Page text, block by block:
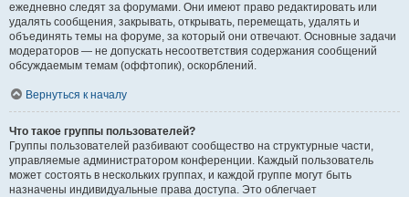
ежедневно следят за форумами. Они имеют право редактировать или
удалять сообщения, закрывать, открывать, перемещать, удалять и
объединять темы на форуме, за который они отвечают. Основные задачи
модераторов — не допускать несоответствия содержания сообщений
обсуждаемым темам (оффтопик), оскорблений.
Вернуться к началу
Что такое группы пользователей?
Группы пользователей разбивают сообщество на структурные части,
управляемые администратором конференции. Каждый пользователь
может состоять в нескольких группах, и каждой группе могут быть
назначены индивидуальные права доступа. Это облегчает